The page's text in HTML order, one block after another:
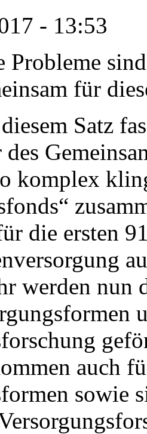
- 13:53
Probleme
für
Satz
komplex
die ersten
werden nun
auch
sowie